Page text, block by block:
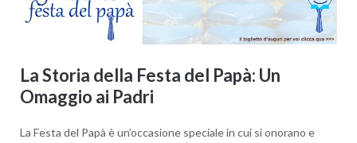
La Storia della Festa del Papà: Un
Omaggio ai Padri
La Festa del Papà è un’occasione speciale in cui si onorano e